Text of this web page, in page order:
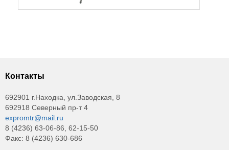
Контакты
692901 г.Находка, ул.Заводская, 8
692918 Северный пр-т 4
expromtr@mail.ru
8 (4236) 63-06-86, 62-15-50
Факс: 8 (4236) 630-686